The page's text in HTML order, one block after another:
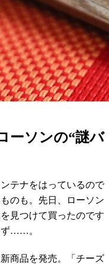
ーソンの“謎バ
テナをはっているので
のも。先日、ローソン
見つけて買ったのです
ず……。
商品を発売。「チーズ